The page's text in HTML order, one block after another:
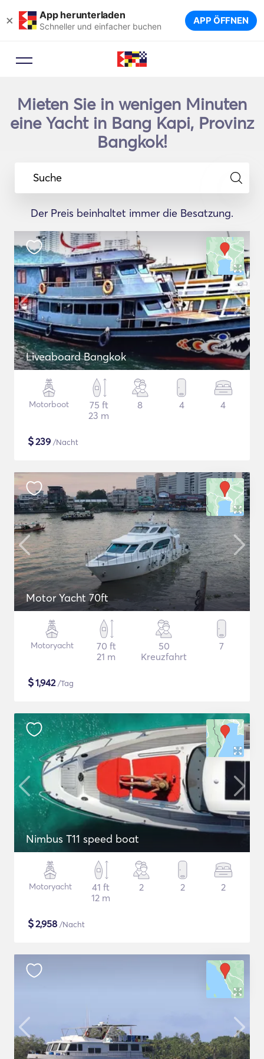
× App herunterladen
Schneller und einfacher buchen APP ÖFFNEN
Mieten Sie in wenigen Minuten
eine Yacht in Bang Kapi, Provinz
Bangkok!
Suche
Der Preis beinhaltet immer die Besatzung.
Liveaboard Bangkok
Motorboot
75 ft
23 m
8 4 4
$239 /Nacht
Motor Yacht 70ft
Motoryacht
70 ft
21 m
50
Kreuzfahrt
7
$1,942/Tag
Nimbus T11 speed boat
Motoryacht
41 ft
12 m
2 2 2
$2,958 /Nacht